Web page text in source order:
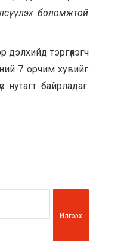
боломжтой
дэлхийд тэргүүлэгч
7 орчим хувийг
байрладаг.
Илгээх